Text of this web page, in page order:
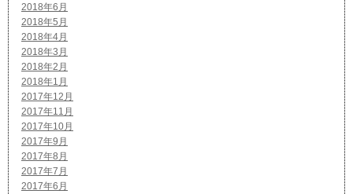
2018年6月
2018年5月
2018年4月
2018年3月
2018年2月
2018年1月
2017年12月
2017年11月
2017年10月
2017年9月
2017年8月
2017年7月
2017年6月